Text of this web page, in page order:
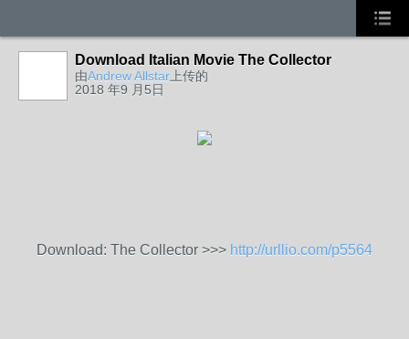
Download Italian Movie The Collector
由Andrew Allstar 上传的
2018 年9 月5日
Download: The Collector >>> http://urllio.com/p5564